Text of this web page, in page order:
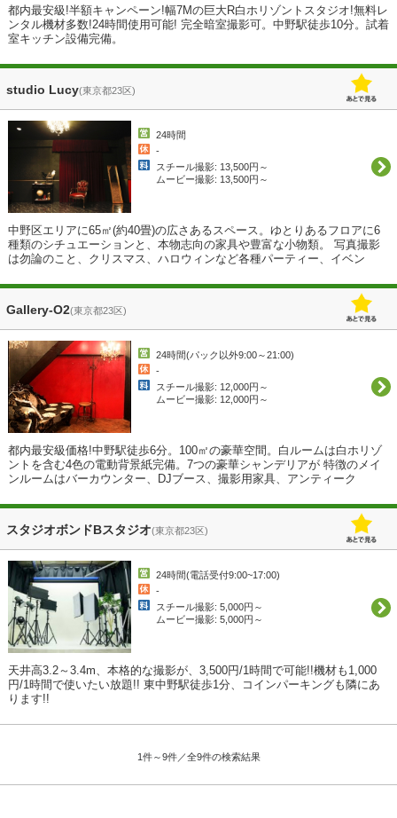
都内最安級!半額キャンペーン!幅7Mの巨大R白ホリゾントスタジオ!無料レ
ンタル機材多数!24時間使用可能! 完全暗室撮影可。中野駅徒歩10分。試着
室キッチン設備完備。
studio Lucy(東京都23区)
24時間
-
スチール撮影: 13,500円～
ムービー撮影: 13,500円～
中野区エリアに65㎡(約40畳)の広さあるスペース。ゆとりあるフロアに6
種類のシチュエーションと、本物志向の家具や豊富な小物類。 写真撮影
は勿論のこと、クリスマス、ハロウィンなど各種パーティー、イベン
Gallery-O2(東京都23区)
24時間(パック以外9:00～21:00)
-
スチール撮影: 12,000円～
ムービー撮影: 12,000円～
都内最安級価格!中野駅徒歩6分。100㎡の豪華空間。白ルームは白ホリゾ
ントを含む4色の電動背景紙完備。7つの豪華シャンデリアが 特徴のメイ
ンルームはバーカウンター、DJブース、撮影用家具、アンティーク
スタジオボンドBスタジオ(東京都23区)
24時間(電話受付9:00~17:00)
-
スチール撮影: 5,000円～
ムービー撮影: 5,000円～
天井高3.2～3.4m、本格的な撮影が、3,500円/1時間で可能!!機材も1,000
円/1時間で使いたい放題!! 東中野駅徒歩1分、コインパーキングも隣にあ
ります!!
1件～9件／全9件の検索結果